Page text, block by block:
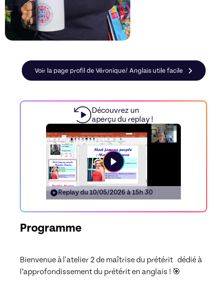
Voir la page profil de Véronique/ Anglais utile facile
Découvrez un
aperçu du replay !
Replay du10/05/2026 à 15h 30
Programme
Bienvenue à l'atelier 2 de maîtrise du prétérit   dédié à
l’approfondissement du prétérit en anglais ! 🎯